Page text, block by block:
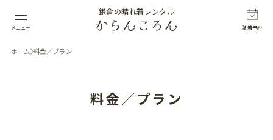
メニュー
鎌倉の晴れ着レンタル
試着予約
ホーム 料金／プラン
料金／プラン